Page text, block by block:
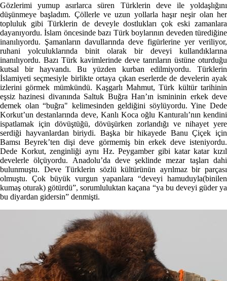
Gözlerimi yumup asırlarca süren Türklerin deve ile yoldaşlığını
düşünmeye başladım. Çöllerle ve uzun yollarla haşır neşir olan her
topluluk gibi Türklerin de deveyle dostlukları çok eski zamanlara
dayanıyordu. İslam öncesinde bazı Türk boylarının deveden türediğine
inanılıyordu. Şamanların davullarında deve figürlerine yer veriliyor,
ruhani yolculuklarında binit olarak bir deveyi kullandıklarına
inanılıyordu. Bazı Türk kavimlerinde deve tanrıların üstüne oturduğu
kutsal bir hayvandı. Bu yüzden kurban edilmiyordu. Türklerin
İslamiyeti seçmesiyle birlikte ortaya çıkan eserlerde de develerin ayak
izlerini görmek mümkündü. Kaşgarlı Mahmut, Türk kültür tarihinin
eşsiz hazinesi divanında Saltuk Buğra Han’ın ismininin erkek deve
demek olan “buğra" kelimesinden geldiğini söylüyordu. Yine Dede
Korkut’un destanlarında deve, Kanlı Koca oğlu Kanturalı’nın kendini
ispatlamak için dövüştüğü, dövüşürken zorlandığı ve nihayet yere
serdiği hayvanlardan biriydi. Başka bir hikayede Banu Çiçek için
Bamsı Beyrek’ten dişi deve görmemiş bin erkek deve isteniyordu.
Dede Korkut, zenginliği aynı Hz. Peygamber gibi katar katar kızıl
develerle ölçüyordu. Anadolu’da deve şeklinde mezar taşları dahi
bulunmuştu. Deve Türklerin sözlü kültürünün ayrılmaz bir parçası
olmuştu. Çok büyük vurgun yapanlara “deveyi hamuduyla(binilen
kumaş oturak) götürdü”, sorumluluktan kaçana “ya bu deveyi güder ya
bu diyardan gidersin” denmişti.